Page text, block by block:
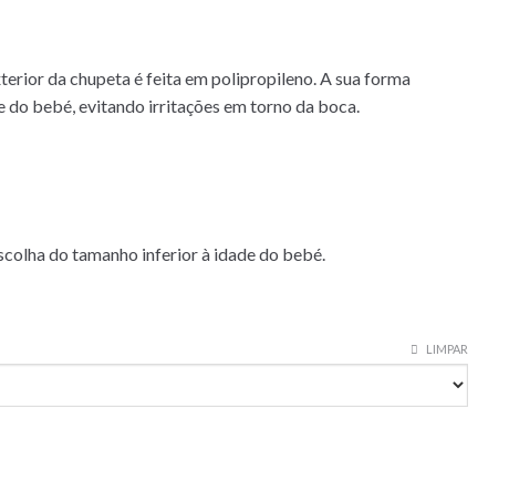
da chupeta é feita em polipropileno. A sua forma
bebé, evitando irritações em torno da boca.
do tamanho inferior à idade do bebé.
LIMPAR